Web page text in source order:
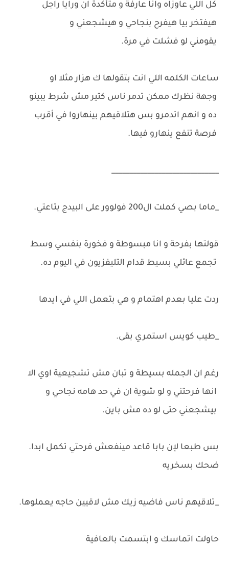
كل اللي عاوزاه وانا عارفة و متأكدة ان ورايا راجل
هيفتخر بيا هيفرح بنجاحي و هيشجعني و
يقومني لو فشلت في مرة.
ساعات الكلمه اللي انت بتقولها ك هزار مثلا او
وجهة نظرك ممكن تدمر ناس كتير مش شرط يبينو
ده و انهم اتدمرو بس هتلاقيهم بينهاروا في أقرب
فرصة تنفع ينهارو فيها.
______________________________
_ماما بصي كملت ال200 فولوور على البيدج بتاعتي.
قولتها بفرحة و انا مبسوطة و فخورة بنفسي وسط
تجمع عائلي بسيط قدام التليفزيون في اليوم ده.
ردت عليا بعدم اهتمام و هي بتعمل اللي في ايدها
_طيب كويس استمري بقى.
رغم ان الجمله بسيطة و تبان مش تشجيعية اوي الا
انها فرحتني و لو شوية ان في حد هامه نجاحي و
بيشجعني حتى لو ده مش باين.
بس طبعا لإن بابا قاعد مينفعش فرحتي تكمل ابدا.
ضحك بسخريه
_تلاقيهم ناس فاضيه زيك مش لاقيين حاجه يعملوها.
حاولت اتماسك و ابتسمت بالعافية